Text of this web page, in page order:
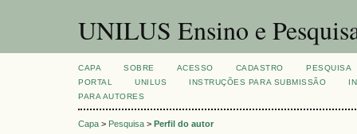
UNILUS Ensino e
CAPA SOBRE ACESSO CADASTRO
PESQUISA
PORTAL
UNILUS INSTRUÇÕES PARA SUBMISSÃO
PARA AUTORES
Capa > Pesquisa > Perfil do autor